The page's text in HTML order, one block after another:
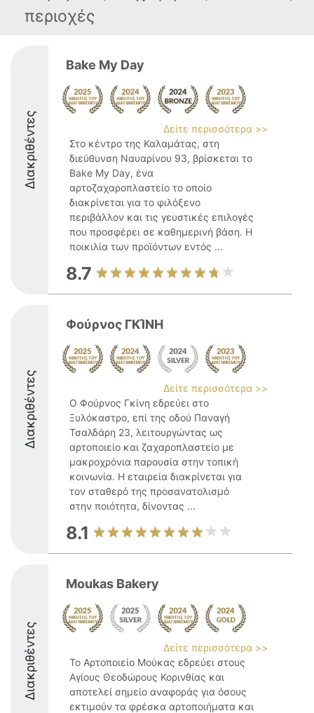
περιοχές
Διακριθέντες
Bake My Day
Δείτε περισσότερα >>
Στο κέντρο της Καλαμάτας, στη
διεύθυνση Ναυαρίνου 93, βρίσκεται το
Bake My Day, ένα
αρτοζαχαροπλαστείο το οποίο
διακρίνεται για το φιλόξενο
περιβάλλον και τις γευστικές επιλογές
που προσφέρει σε καθημερινή βάση. Η
ποικιλία των προϊόντων εντός ...
8.7
Διακριθέντες
Φούρνος ΓΚΊΝΗ
Δείτε περισσότερα >>
Ο Φούρνος Γκίνη εδρεύει στο
Ξυλόκαστρο, επί της οδού Παναγή
Τσαλδάρη 23, λειτουργώντας ως
αρτοποιείο και ζαχαροπλαστείο με
μακροχρόνια παρουσία στην τοπική
κοινωνία. Η εταιρεία διακρίνεται για
τον σταθερό της προσανατολισμό
στην ποιότητα, δίνοντας ...
8.1
Διακριθέντες
Moukas Bakery
Δείτε περισσότερα >>
Το Αρτοποιείο Μούκας εδρεύει στους
Αγίους Θεοδώρους Κορινθίας και
αποτελεί σημείο αναφοράς για όσους
εκτιμούν τα φρέσκα αρτοποιήματα και